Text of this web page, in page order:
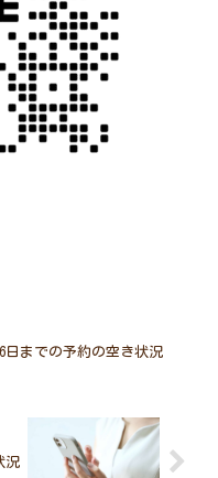
日までの予約の空き状況
況